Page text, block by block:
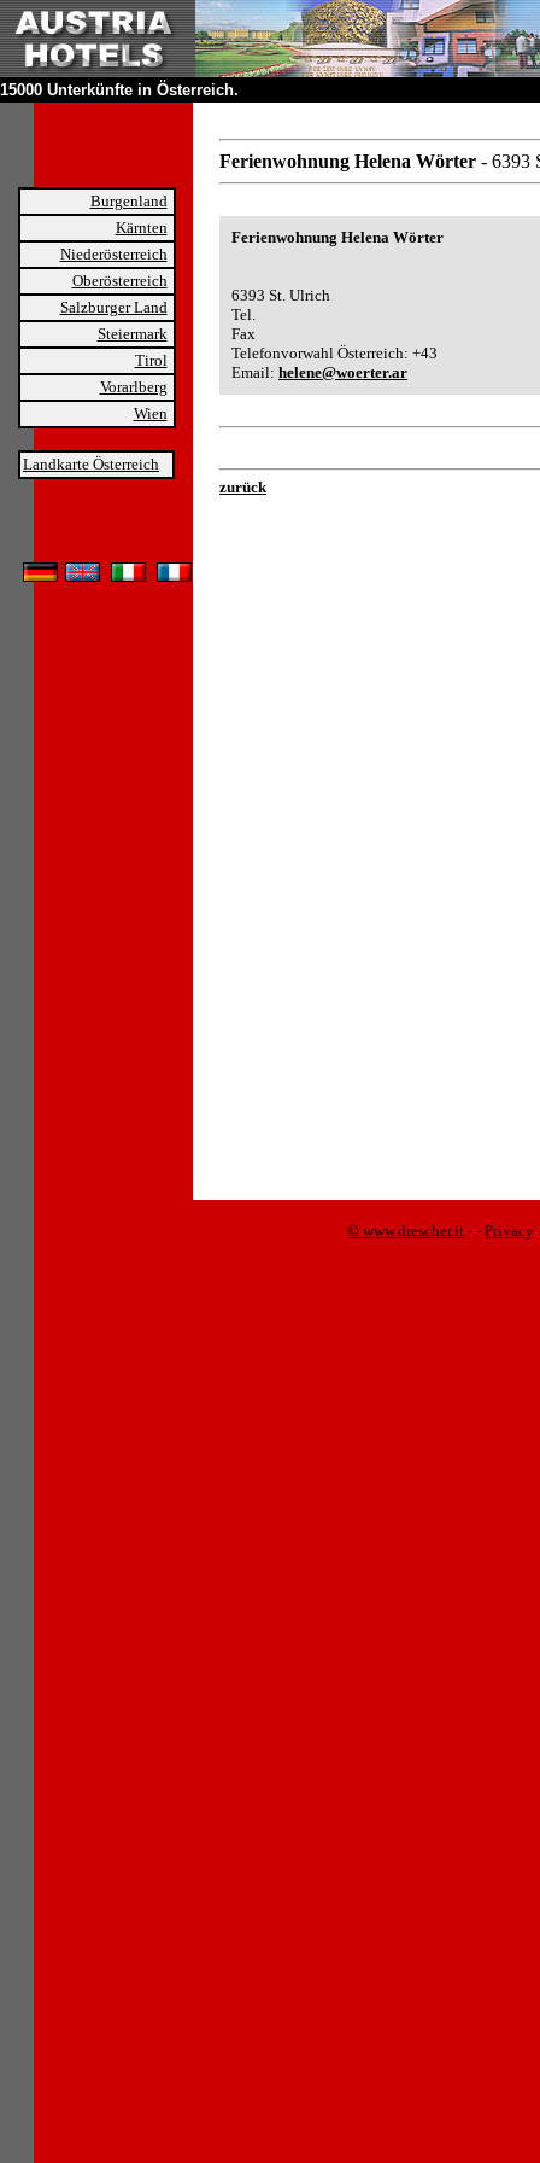
15000 Unterkünfte in Österreich.
Burgenland
Kärnten
Niederösterreich
Oberösterreich
Salzburger Land
Steiermark
Tirol
Vorarlberg
Wien
Landkarte Österreich
Ferienwohnung Helena Wörter - 6393
Ferienwohnung Helena Wörter
6393 St. Ulrich
Tel.
Fax
Telefonvorwahl Österreich: +43
Email: helene@woerter.ar
zurück
© www.drescher.it - - Privacy